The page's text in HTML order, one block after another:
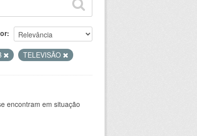
TELEVISÃO
encontram em situação